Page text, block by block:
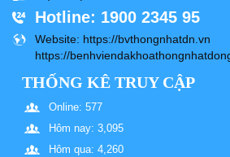
Hotline: 1900 2345 95
Website: https://bvthongnhatdn.vn
https://
THỐNG KÊ TRUY CẬP
Online: 577
Hôm nay: 3,095
Hôm qua: 4,260